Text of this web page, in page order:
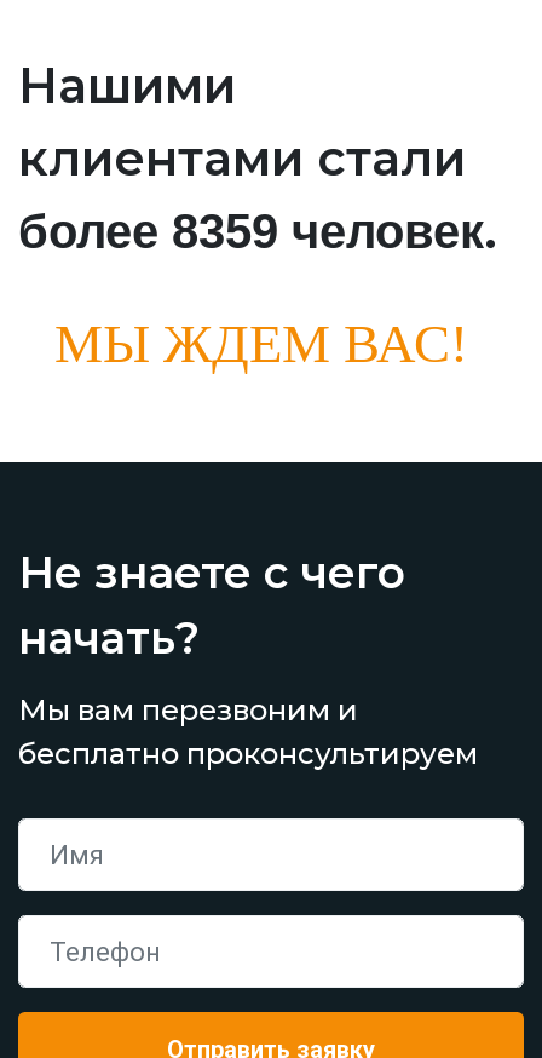
Нашими
клиентами стали
более 8359 человек.
МЫ ЖДЕМ ВАС!
Не знаете с чего
начать?
Мы вам перезвоним и
бесплатно проконсультируем